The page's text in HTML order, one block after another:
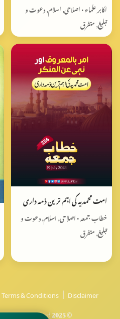
اکابر علماء • اصلاحی, اسلام, دعوت و
تبلیغ, متفرق
امت محمدیہ کی اہم ترین ذمہ داری
خطاب جمعہ • اصلاحی, اسلام, دعوت و
تبلیغ, متفرق
Terms & Conditions | Disclaimer
© 2025 SGEmplus Global. All rights reserved.